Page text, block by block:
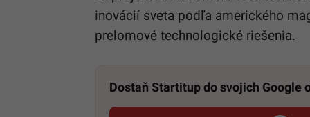
inovácií sveta podľa amerického
prelomové technologické riešenia.
Dostaň Startitup do svojich Google